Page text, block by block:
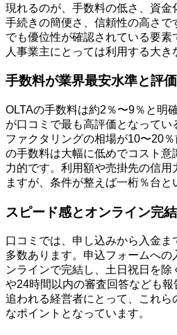
現れるのが、手数料の低さ、資金
手続きの簡便さ、信頼性の高さで
でも優位性が確認されている要
人事業主にとっては利用する大き
手数料が業界最安水準と評
OLTAの手数料は約2％〜9％と明
が口コミで最も高評価となってい
ファクタリングの相場が10〜20
の手数料は大幅に低めでコスト
力的です。利用額や売掛先の信用
ますが、条件が整えば一桁％台と
スピード感とオンライン完
口コミでは、申し込みから入金
多数あります。申込フォームへ
ンラインで完結し、土日祝日を除
や24時間以内の審査回答なども
追われる経営者にとって、これ
なポイントとなっています。